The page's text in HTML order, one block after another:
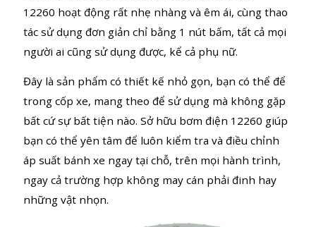
CHI TIẾT SẢN PHẨM THÔNG
Giờ đây bạn không cần phải ra gara ô tô sửa chữa
chỉ để bơm lốp xe, với máy bơm hơi Michelin
12260 hoạt động rất nhẹ nhàng và êm ái, cùng thao
tác sử dụng đơn giản chỉ bằng 1 nút bấm, tất cả mọi
người ai cũng sử dụng được, kể cả phụ nữ.
Đây là sản phẩm có thiết kế nhỏ gọn, bạn có thể để
trong cốp xe, mang theo để sử dụng mà không gặp
bất cứ sự bất tiện nào. Sở hữu bơm điện 12260 giúp
bạn có thể yên tâm để luôn kiểm tra và điều chỉnh